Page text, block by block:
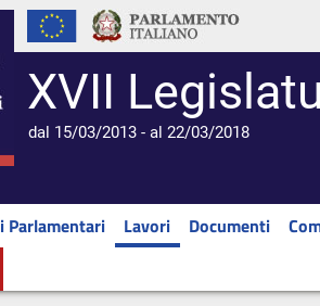
XVII
dal 15/03/2013 - al 22/03/2018
Parlamentari Lavori Documenti